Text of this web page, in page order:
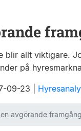
blir allt viktigare.
på
09-23
avgörande